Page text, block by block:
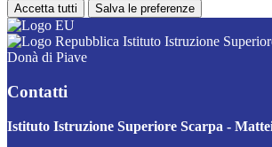
Accetta tutti Salva le preferenze
Istituto Istruzione
Donà di Piave
Contatti
Istituto Istruzione Superiore Scarpa -